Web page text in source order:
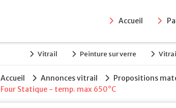
Vitrail Peinture sur verre
Accueil
Accueil Annonces vitrail
Propositions
Four Statique - temp. max 650°C